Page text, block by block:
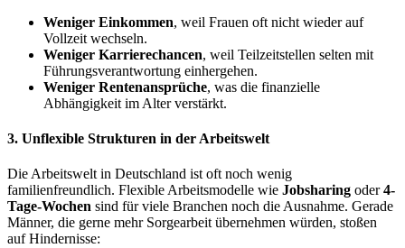
Weniger Einkommen, weil Frauen oft nicht wieder auf
Vollzeit wechseln.
Weniger Karrierechancen, weil Teilzeitstellen selten mit
Führungsverantwortung einhergehen.
Weniger Rentenansprüche, was die finanzielle
Abhängigkeit im Alter verstärkt.
3. Unflexible Strukturen in der Arbeitswelt
Die Arbeitswelt in Deutschland ist oft noch wenig
familienfreundlich. Flexible Arbeitsmodelle wie Jobsharing oder4-
Tage-Wochen sind für viele Branchen noch die Ausnahme. Gerade
Männer, die gerne mehr Sorgearbeit übernehmen würden, stoßen
auf Hindernisse: